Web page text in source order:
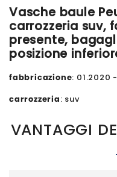
Vasche baule
carrozzeria suv,
presente,
posizione
fabbricazione: 01.2020
carrozzeria: suv
VANTAGGI